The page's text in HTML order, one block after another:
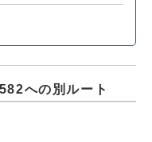
への別ルート